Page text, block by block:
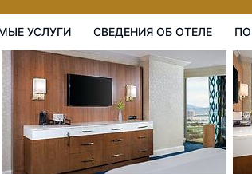
УСЛУГИ СВЕДЕНИЯ ОБ ОТЕЛЕ